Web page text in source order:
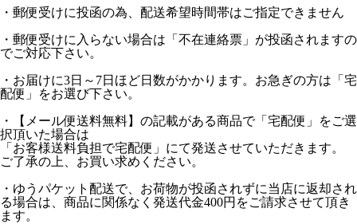
・郵便受けに投函の為、配送希望時間帯はご指定できません
・郵便受けに入らない場合は「不在連絡票」が投函されますの
でご対応下さい。
・お届けに3日～7日ほど日数がかかります。お急ぎの方は「宅
配便」をお選び下さい。
・【メール便送料無料】の記載がある商品で「宅配便」をご選
択頂いた場合は
「お客様送料負担で宅配便」にて発送させていただきます。
ご了承の上、お買い求めください。
・ゆうパケット配送で、お荷物が投函されずに当店に返却され
る場合は、商品に関係なく発送代金400円をご請求させて頂き
ます。